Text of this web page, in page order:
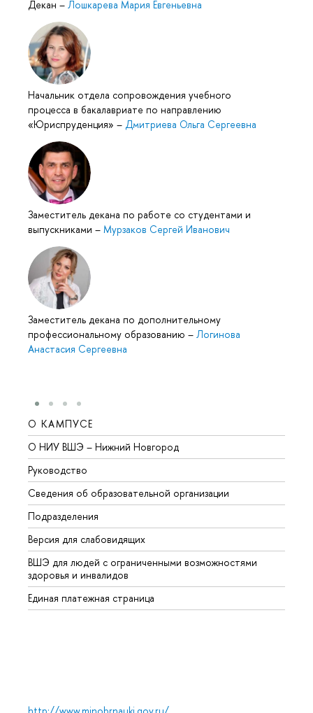
Декан – Лошкарева Мария Евгеньевна
Начальник отдела сопровождения учебного
процесса в бакалавриате по направлению
«Юриспруденция» – Дмитриева Ольга Сергеевна
Заместитель декана по работе со студентами и
выпускниками – Мурзаков Сергей Иванович
Заместитель декана по дополнительному
профессиональному образованию – Логинова
Анастасия Сергеевна
О КАМПУСЕ
О НИУ ВШЭ – Нижний Новгород
Руководство
Сведения об образовательной организации
Подразделения
Версия для слабовидящих
ВШЭ для людей с ограниченными возможностями
здоровья и инвалидов
Единая платежная страница